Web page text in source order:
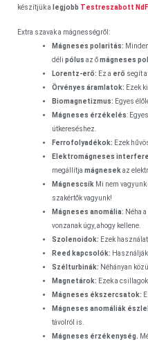
készítjük a
legjobb Testreszabott
Extra szavak a mágnességről:
Mágneses polaritás:
délipólus az őmágneses
Lorentz-erő: Ez a erő segít
Örvényes áramlatok: Ezek
Biomagnetizmus: Egyes
Mágneses érzékelés:
útkereséshez.
Ferrofolyadékok: Ezek
Elektromágneses
megállítjamágnesek az
Mágnescsík Mi nem
szakértők vagyunk!
Mágneses anomália: Néha
vonzanak úgy, ahogy kellene.
Szolenoidok: Ezek
Reed kapcsolók:
Szélturbinák: Néhányan
Magnetárok: Ezek a
Mágneses ékszercsatok:
Mágneses anomáliák
távolról is.
Mágneses érzékenység.